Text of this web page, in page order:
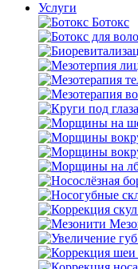
Услуги
Ботокс